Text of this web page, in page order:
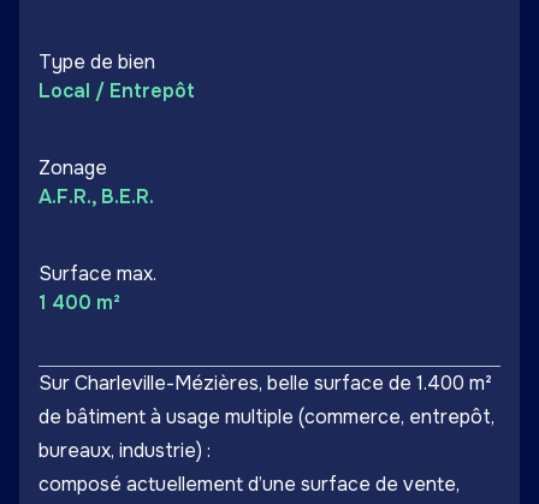
Type de bien
Local / Entrepôt
Zonage
A.F.R., B.E.R.
Surface max.
1 400 m²
Sur Charleville-Mézières, belle surface de 1.400 m²
de bâtiment à usage multiple (commerce, entrepôt,
bureaux, industrie) :
composé actuellement d’une surface de vente,